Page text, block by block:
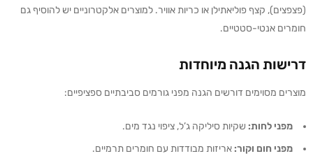
(פצפצים), קצף פוליאתילן או כריות אוויר. למוצרים אלקטרוניים יש להוסיף גם
חומרים אנטי-סטטיים.
דרישות הגנה מיוחדות
מוצרים מסוימים דורשים הגנה מפני גורמים סביבתיים ספציפיים:
מפני לחות: שקיות סיליקה ג’ל, ציפוי נגד מים.
מפני חום וקור: אריזות מבודדות עם חומרים תרמיים.